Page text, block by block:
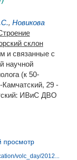
, Новикова
склон
и связанные с
научной
(к 50-
29 -
ИВиС ДВО
просмотр
volc_day/2012...